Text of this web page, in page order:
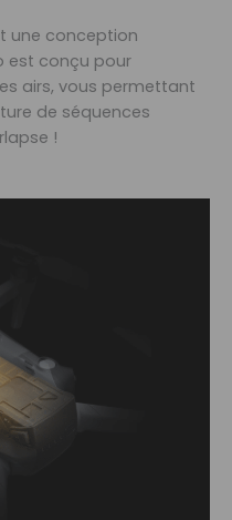
une conception
est conçu pour
airs, vous permettant
de séquences
!